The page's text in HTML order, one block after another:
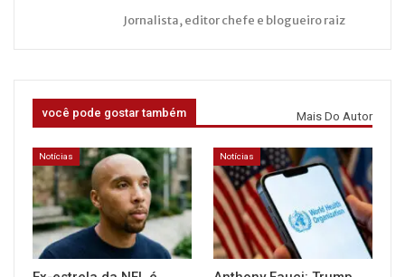
Jornalista, editor chefe e blogueiro raiz
você pode gostar também Mais Do Autor
Notícias Notícias